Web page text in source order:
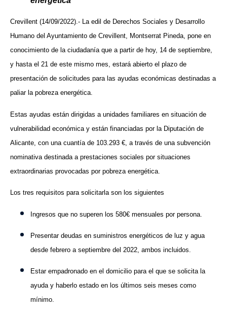
Crevillent (14/09/2022).- La edil de Derechos Sociales y Desarrollo
Humano del Ayuntamiento de Crevillent, Montserrat Pineda, pone en
conocimiento de la ciudadanía que a partir de hoy, 14 de septiembre,
y hasta el 21 de este mismo mes, estará abierto el plazo de
presentación de solicitudes para las ayudas económicas destinadas a
paliar la pobreza energética.
Estas ayudas están dirigidas a unidades familiares en situación de
vulnerabilidad económica y están financiadas por la Diputación de
Alicante, con una cuantía de 103.293 €, a través de una subvención
nominativa destinada a prestaciones sociales por situaciones
extraordinarias provocadas por pobreza energética
Los tres requisitos para solicitarla son los siguientes
Ingresos que no superen los 580€ mensuales por persona.
Presentar deudas en suministros energéticos de luz y agua
desde febrero a septiembre del 2022, ambos incluidos.
Estar empadronado en el domicilio para el que se solicita la
ayuda y haberlo estado en los últimos seis meses como
mínimo.